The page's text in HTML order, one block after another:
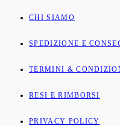
CHI SIAMO
SPEDIZIONE E
TERMINI &
RESI E RIMBORSI
PRIVACY POLICY